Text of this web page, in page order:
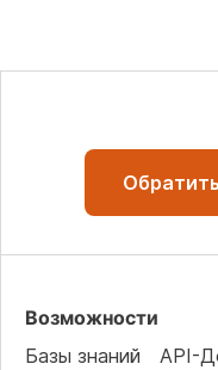
Возможности
Базы знаний
API-